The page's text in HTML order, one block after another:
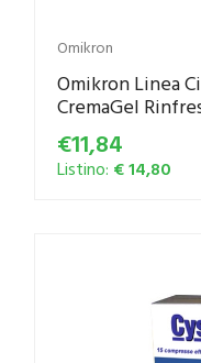
Omikron
Omikron Linea
CremaGel
€11,84
Listino: € 14,80